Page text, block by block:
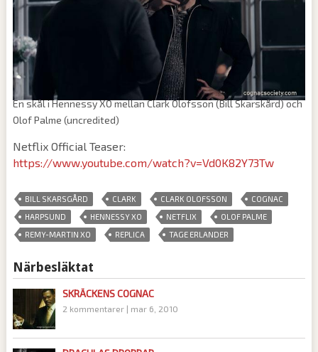
En skål i Hennessy XO mellan Clark Olofsson (Bill Skarskård) och
Olof Palme (uncredited)
Netflix Official Teaser:
https://www.youtube.com/watch?v=Vd0K82Y73Tw
BILL SKARSGÅRD CLARK CLARK OLOFSSON COGNAC
HARPSUND HENNESSY XO NETFLIX OLOF PALME
REMY-MARTIN XO REPLICA TAGE ERLANDER
Närbesläktat
SKRÄCKENS COGNAC
2 kommentarer| mar 6, 2010